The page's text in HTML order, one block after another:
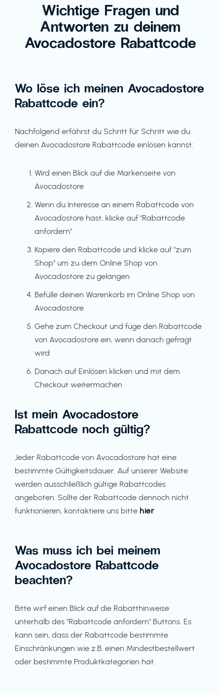
Wichtige Fragen und
Antworten zu deinem
Avocadostore Rabattcode
Wo löse ich meinen Avocadostore
Rabattcode ein?
Nachfolgend erfährst du Schritt für Schritt wie du
deinen Avocadostore Rabattcode einlösen kannst:
Wird einen Blick auf die Markenseite von
Avocadostore
Wenn du Interesse an einem Rabattcode von
Avocadostore hast, klicke auf "Rabattcode
anfordern"
Kopiere den Rabattcode und klicke auf "zum
Shop" um zu dem Online Shop von
Avocadostore zu gelangen
Befülle deinen Warenkorb im Online Shop von
Avocadostore
Gehe zum Checkout und füge den Rabattcode
von Avocadostore ein, wenn danach gefragt
wird
Danach auf Einlösen klicken und mit dem
Checkout weitermachen
Ist mein Avocadostore
Rabattcode noch gültig?
Jeder Rabattcode von Avocadostore hat eine
bestimmte Gültigkeitsdauer. Auf unserer Website
werden ausschließlich gültige Rabattcodes
angeboten. Sollte der Rabattcode dennoch nicht
funktionieren, kontaktiere uns bitte hier.
Was muss ich bei meinem
Avocadostore Rabattcode
beachten?
Bitte wirf einen Blick auf die Rabatthinweise
unterhalb des "Rabattcode anfordern" Buttons. Es
kann sein, dass der Rabattcode bestimmte
Einschränkungen wie z.B. einen Mindestbestellwert
oder bestimmte Produktkategorien hat.